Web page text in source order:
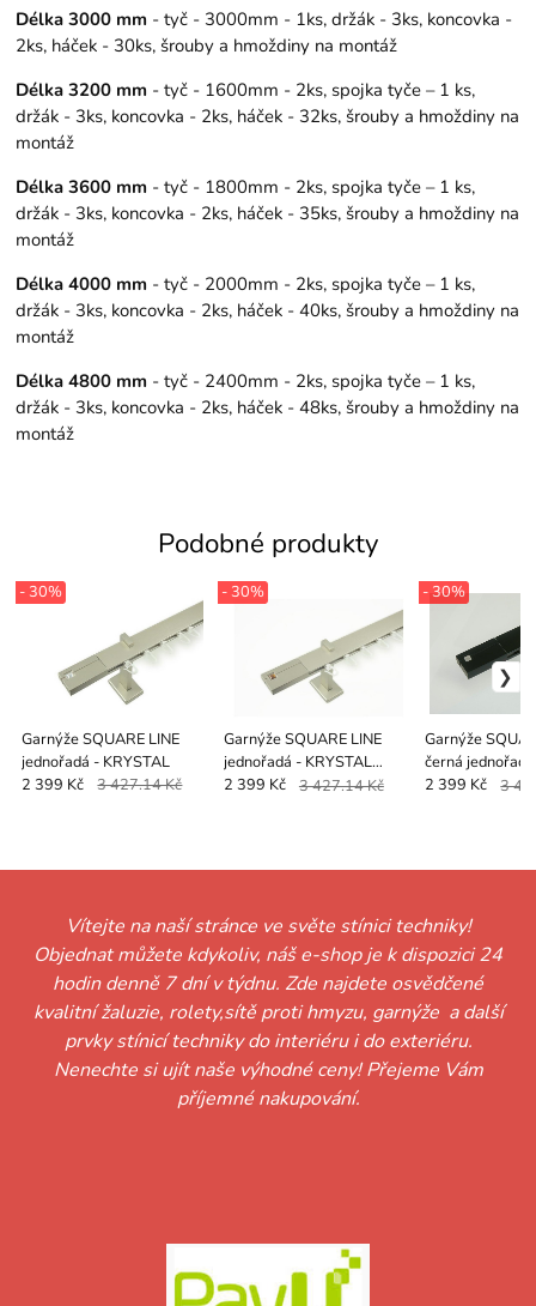
Délka 3000 mm - tyč - 3000mm - 1ks, držák - 3ks, koncovka -
2ks, háček - 30ks, šrouby a hmoždiny na montáž
Délka 3200 mm - tyč - 1600mm - 2ks, spojka tyče – 1 ks,
držák - 3ks, koncovka - 2ks, háček - 32ks, šrouby a hmoždiny na
montáž
Délka 3600 mm - tyč - 1800mm - 2ks, spojka tyče – 1 ks,
držák - 3ks, koncovka - 2ks, háček - 35ks, šrouby a hmoždiny na
montáž
Délka 4000 mm - tyč - 2000mm - 2ks, spojka tyče – 1 ks,
držák - 3ks, koncovka - 2ks, háček - 40ks, šrouby a hmoždiny na
montáž
Délka 4800 mm - tyč - 2400mm - 2ks, spojka tyče – 1 ks,
držák - 3ks, koncovka - 2ks, háček - 48ks, šrouby a hmoždiny na
montáž
Podobné produkty
Garnýže SQUARE LINE
jednořadá - KRYSTAL
- 30%
2 399 Kč 3 427.14 Kč
Garnýže SQUARE LINE
jednořadá - KRYSTAL
orange
- 30%
2 399 Kč 3 427.14 Kč
Garnýže
černá
KRYSTAL černá
- 30%
2 399 Kč 3
Vítejte na naší stránce ve světe stínici techniky!
Objednat můžete kdykoliv, náš e-shop je k dispozici 24
hodin denně 7 dní v týdnu. Zde najdete osvědčené
kvalitní žaluzie, rolety,sítě proti hmyzu, garnýže a další
prvky stínicí techniky do interiéru i do exteriéru.
Nenechte si ujít naše výhodné ceny! Přejeme Vám
příjemné nakupování.